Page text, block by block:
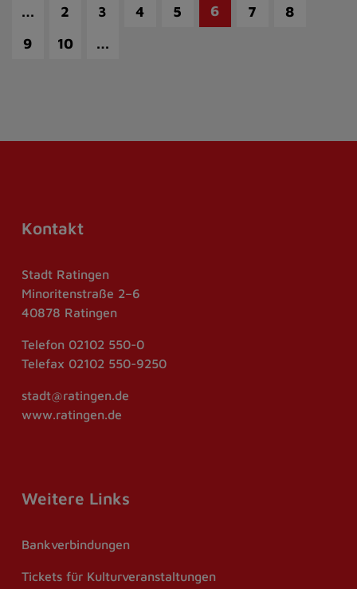
… 2 3 4 5 6 7
8
9
10 …
Kontakt
Stadt Ratingen
Minoritenstraße 2–6
40878 Ratingen
Telefon 02102 550-0
Telefax 02102 550-9250
stadt@ratingen.de
www.ratingen.de
Weitere Links
Bankverbindungen
Tickets für Kulturveranstaltungen